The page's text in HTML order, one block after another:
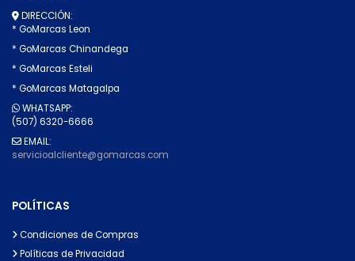
DIRECCIÓN:
* GoMarcas Leon
* GoMarcas Chinandega
* GoMarcas Esteli
* GoMarcas Matagalpa
WHATSAPP:
(507) 6320-6666
EMAIL:
servicioalcliente@gomarcas.com
POLÍTICAS
Condiciones de Compras
Políticas de Privacidad